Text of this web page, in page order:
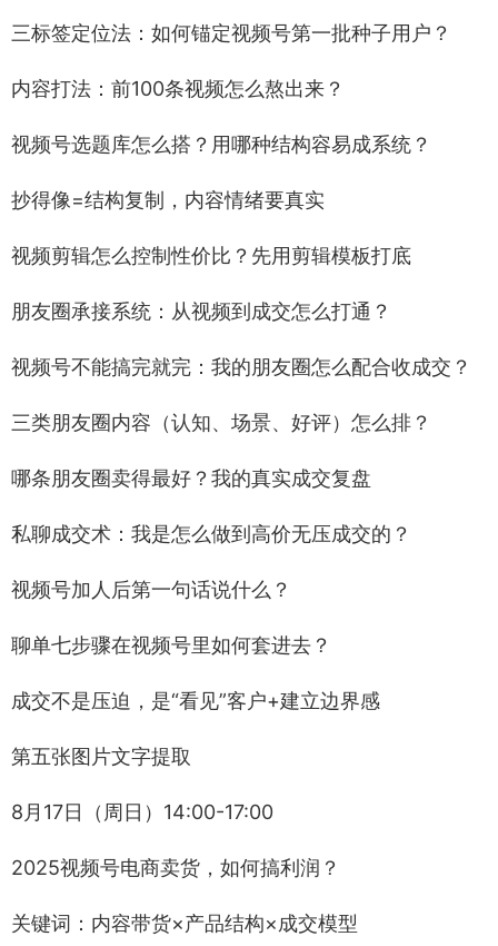
三标签定位法：如何锚定视频号第一批种子用户？
内容打法：前100条视频怎么熬出来？
视频号选题库怎么搭？用哪种结构容易成系统？
抄得像=结构复制，内容情绪要真实
视频剪辑怎么控制性价比？先用剪辑模板打底
朋友圈承接系统：从视频到成交怎么打通？
视频号不能搞完就完：我的朋友圈怎么配合收成交？
三类朋友圈内容（认知、场景、好评）怎么排？
哪条朋友圈卖得最好？我的真实成交复盘
私聊成交术：我是怎么做到高价无压成交的？
视频号加人后第一句话说什么？
聊单七步骤在视频号里如何套进去？
成交不是压迫，是“看见”客户+建立边界感
第五张图片文字提取
8月17日（周日）14:00-17:00
2025视频号电商卖货，如何搞利润？
关键词：内容带货×产品结构×成交模型